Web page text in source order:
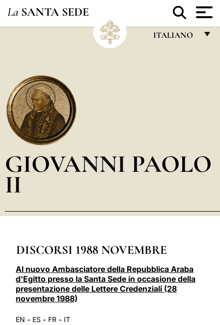
La SANTA SEDE
ITALIANO
POLSKI
GIOVANNI PAOLO
II
DISCORSI 1988 NOVEMBRE
Al nuovo Ambasciatore della Repubblica Araba
d'Egitto presso la Santa Sede in occasione della
presentazione delle Lettere Credenziali (28
novembre 1988)
EN - ES - FR - IT